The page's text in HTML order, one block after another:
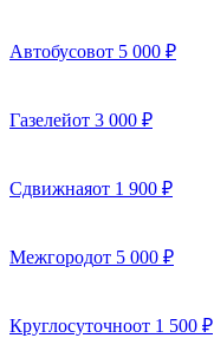
Автобусовот 5 000 ₽
Газелейот 3 000 ₽
Сдвижнаяот 1 900 ₽
Межгородот 5 000 ₽
Круглосуточноот 1 500 ₽